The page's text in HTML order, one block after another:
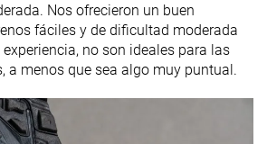
Nos ofrecieron un buen
fáciles y de dificultad moderada
no son ideales para las
a menos que sea algo muy puntual.